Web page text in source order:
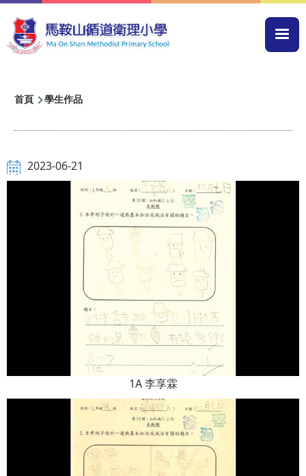
移至主內容
導
連
結
首頁 學生作品
2023-06-21
1A 李享霖